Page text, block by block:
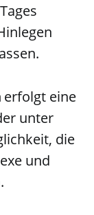
erfolgt eine
unter
die
und